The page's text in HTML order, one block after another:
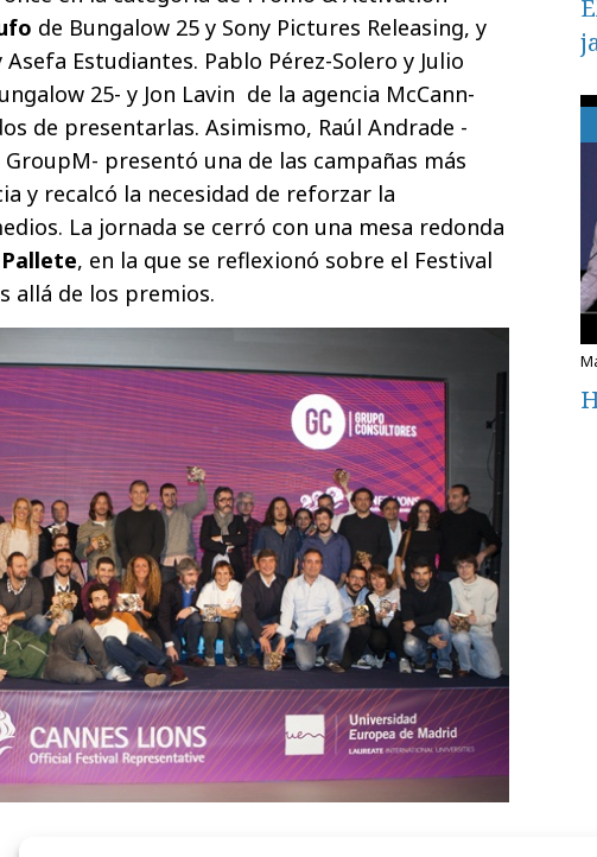
de Bungalow 25 y Sony Pictures Releasing, y
Asefa Estudiantes. Pablo Pérez-Solero y Julio
25- y Jon Lavin  de la agencia McCann-
de presentarlas. Asimismo, Raúl Andrade -
presentó una de las campañas más
y recalcó la necesidad de reforzar la
La jornada se cerró con una mesa redonda
, en la que se reflexionó sobre el Festival
allá de los premios.